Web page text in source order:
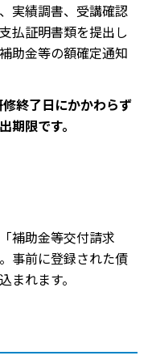
実績調書、受講確認
払証明書類を提出し
助金等の額確定通知
終了日にかかわらず
期限です。
補助金等交付請求
事前に登録された債
まれます。